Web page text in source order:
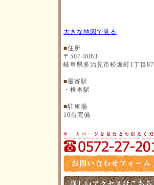
大きな地図で見る
■住所
〒507-0063
岐阜県多治見市松坂町1丁目87
■最寄駅
・根本駅
■駐車場
10台完備